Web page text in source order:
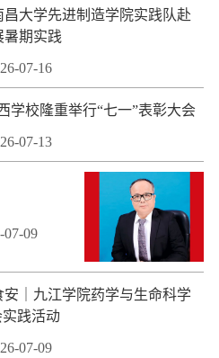
大学先进制造学院实践队赴
暑期实践
07-16
学校隆重举行“七一”表彰大会
07-13
07-09
｜九江学院药学与生命科学
实践活动
07-09